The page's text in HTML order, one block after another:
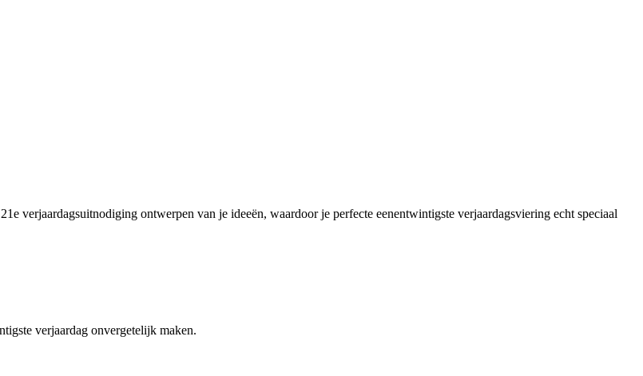
verjaardagsuitnodiging ontwerpen van je ideeën, waardoor je perfecte eenentwintigste verjaardagsviering echt speciaal
verjaardag onvergetelijk maken.